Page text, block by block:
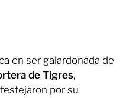
en ser galardonada de
de Tigres,
por su